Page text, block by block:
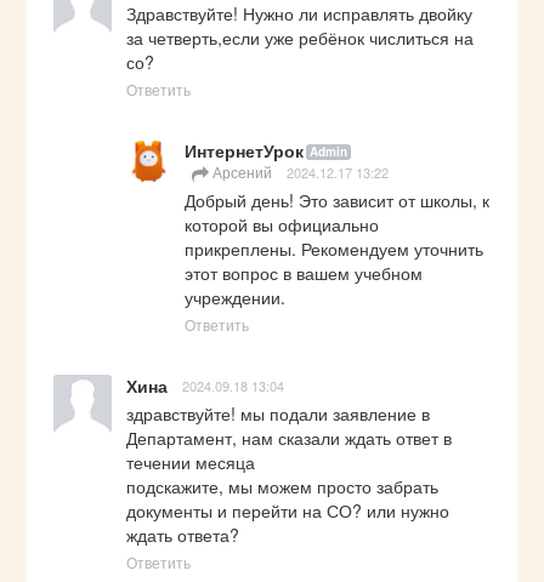
Здравствуйте! Нужно ли исправлять двойку
за четверть,если уже ребёнок числиться на
со?
Ответить
ИнтернетУрок Admin
Арсений 2024.12.17 13:22
Добрый день! Это зависит от школы, к
которой вы официально
прикреплены. Рекомендуем уточнить
этот вопрос в вашем учебном
учреждении.
Ответить
Хина 2024.09.18 13:04
здравствуйте! мы подали заявление в
Департамент, нам сказали ждать ответ в
течении месяца
подскажите, мы можем просто забрать
документы и перейти на СО? или нужно
ждать ответа?
Ответить